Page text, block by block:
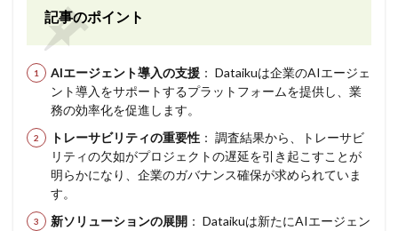
記事のポイント
AIエージェント導入の支援 ： Dataikuは企業のAIエージェ
ント導入をサポートするプラットフォームを提供し、業
務の効率化を促進します。
トレーサビリティの重要性 ： 調査結果から、トレーサビ
リティの欠如がプロジェクトの遅延を引き起こすことが
明らかになり、企業のガバナンス確保が求められていま
す。
新ソリューションの展開 ： Dataikuは新たにAIエージェン